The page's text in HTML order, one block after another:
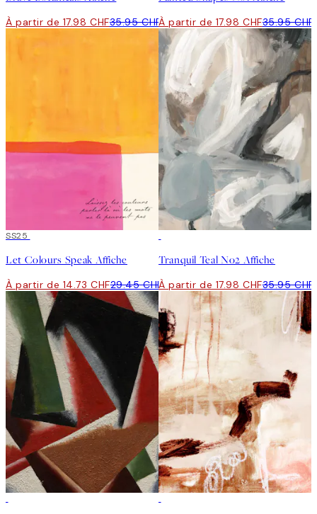
À partir de 17.98 CHF35.95 CHFÀ partir de 17.98 CHF35.95 CHF
50%*
SS25
Let Colours Speak Affiche
À partir de 14.73 CHF29.45 CHF
Tranquil Teal No2 Affiche
À partir de 17.98 CHF35.95 CHF